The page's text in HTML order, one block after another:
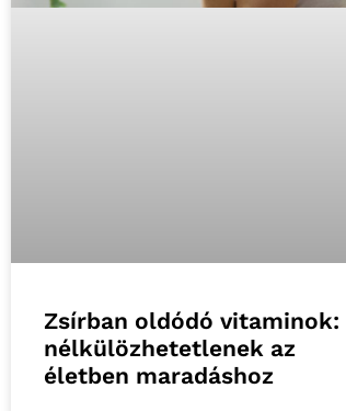
Zsírban oldódó vitaminok:
nélkülözhetetlenek az
életben maradáshoz